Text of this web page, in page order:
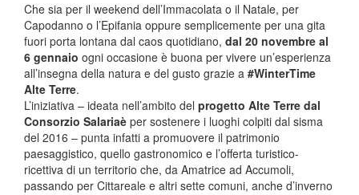
Che sia per il weekend dell’Immacolata o il Natale, per
Capodanno o l’Epifania oppure semplicemente per una gita
fuori porta lontana dal caos quotidiano, dal 20 novembre al
6 gennaio ogni occasione è buona per vivere un’esperienza
all’insegna della natura e del gusto grazie a #WinterTime
Alte Terre.
L’iniziativa – ideata nell’ambito del progetto Alte Terre dal
Consorzio Salariaè per sostenere i luoghi colpiti dal sisma
del 2016 – punta infatti a promuovere il patrimonio
paesaggistico, quello gastronomico e l’offerta turistico-
ricettiva di un territorio che, da Amatrice ad Accumoli,
passando per Cittareale e altri sette comuni, anche d’inverno